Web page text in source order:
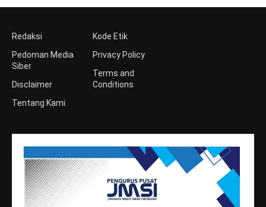
Redaksi
Pedoman Media
Siber
Disclaimer
Tentang Kami
Kode Etik
Privacy Policy
Terms and
Conditions